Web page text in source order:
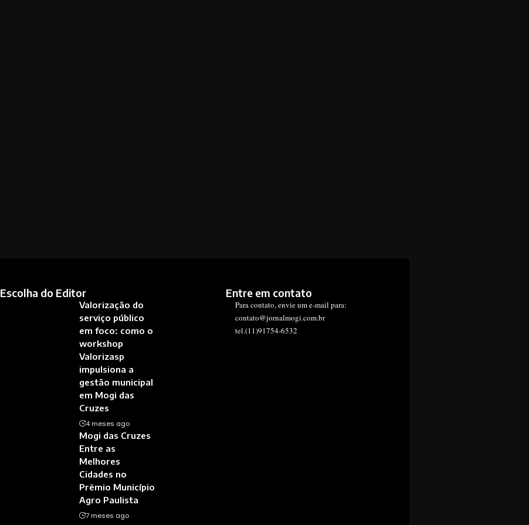
Escolha do Editor
Valorização do
serviço público
em foco: como o
workshop
Valorizasp
impulsiona a
gestão municipal
em Mogi das
Cruzes
4 meses ago
Mogi das Cruzes
Entre as
Melhores
Cidades no
Prêmio Município
Agro Paulista
7 meses ago
Entre em contato
Para contato, envie um e-mail para:
contato@jornalmogi.com.br
tel.(11)91754-6532